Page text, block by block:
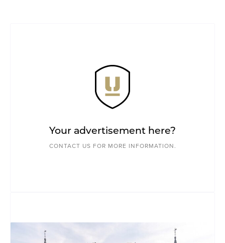
Your advertisement here?
CONTACT US FOR MORE INFORMATION.